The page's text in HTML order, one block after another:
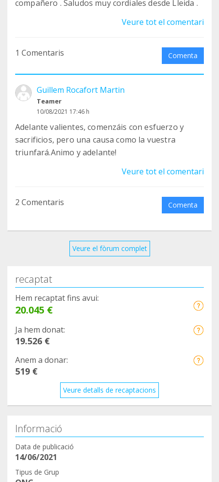
compañero . Saludos muy cordiales desde Lleida .
Veure tot el comentari
1 Comentaris Comenta
Guillem Rocafort Martin
Teamer
10/08/2021 17:46 h
Adelante valientes, comenzáis con esfuerzo y
sacrificios, pero una causa como la vuestra
triunfará.Animo y adelante!
Veure tot el comentari
2 Comentaris Comenta
Veure el fòrum complet
recaptat
Hem recaptat fins avui:
20.045 €
Ja hem donat:
19.526 €
Anem a donar:
519 €
Veure detalls de recaptacions
Informació
Data de publicació
14/06/2021
Tipus de Grup